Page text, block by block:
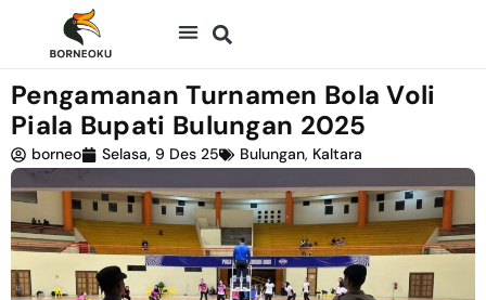
Pengamanan Turnamen Bola Voli
Piala Bupati Bulungan 2025
borneo Selasa, 9 Des 25 Bulungan, Kaltara